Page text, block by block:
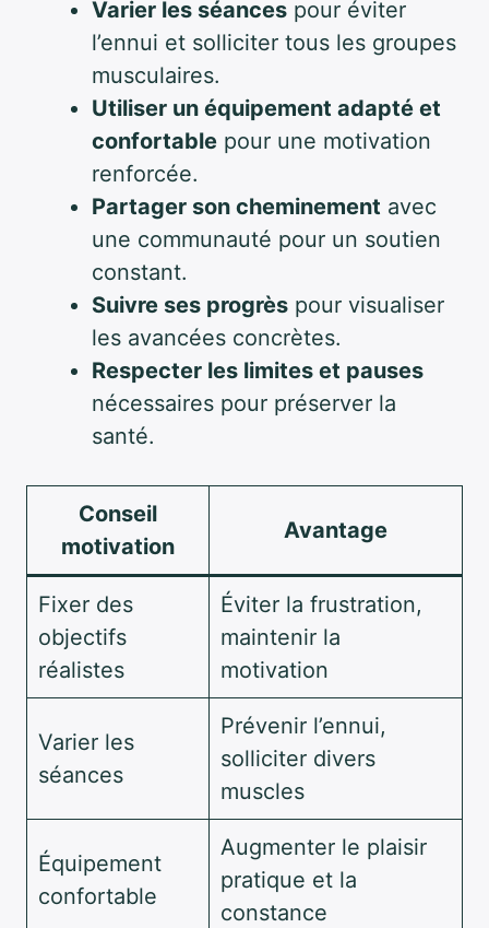
Varier les séances pour éviter
l’ennui et solliciter tous les groupes
musculaires.
Utiliser un équipement adapté et
confortable pour une motivation
renforcée.
Partager son cheminement avec
une communauté pour un soutien
constant.
Suivre ses progrès pour visualiser
les avancées concrètes.
Respecter les limites et pauses
nécessaires pour préserver la
santé.
Conseil
motivation
Avantage
Fixer des
objectifs
réalistes
Éviter la frustration,
maintenir la
motivation
Varier les
séances
Prévenir l’ennui,
solliciter divers
muscles
Équipement
confortable
Augmenter le plaisir
pratique et la
constance